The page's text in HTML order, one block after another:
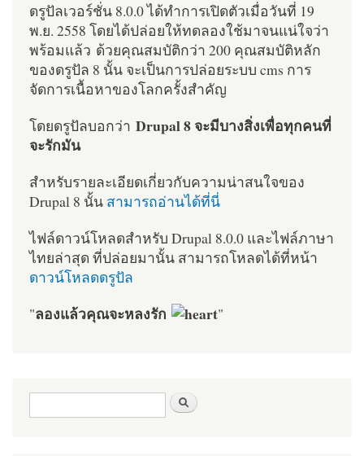
ดรูปัลเวอร์ชั่น 8.0.0 ได้ทำการเปิดตัวเมื่อวันที่ 19
พ.ย. 2558 โดยได้ปล่อยให้ทดลองใช้มาจนแน่ใจว่า
พร้อมแล้ว ด้วยคุณสมบัติกว่า 200 คุณสมบัติหลัก
ของดรูปัล 8 นั้น จะเป็นการปล่อยระบบ cms การ
จัดการเนื้อหาของโลกครั้งสำคัญ
โดยดรูปัลบอกว่า Drupal 8 จะมีบางสิ่งเพื่อทุกคนที่
จะรักมัน
สำหรับรายละเอียดเกี่ยวกับความน่าสนใจของ
Drupal 8 นั้น สามารถอ่านได้ที่นี่
ไฟล์ดาวน์โหลดสำหรับ Drupal 8.0.0 และไฟล์ภาษา
ไทยล่าสุด ที่ปล่อยมานั้น สามารถโหลดได้ที่หน้า
ดาวน์โหลดดรูปัล
"ลองแล้วคุณจะหลงรัก "
ฟอร์มค้นหา